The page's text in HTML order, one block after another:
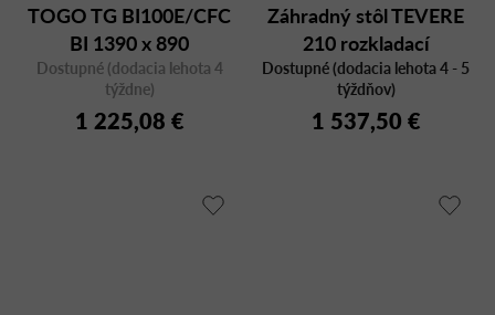
TOGO TG BI100E/CFC
BI 1390 x 890
Dostupné (dodacia lehota 4
týždne)
1 225,08 €
Záhradný stôl TEVERE
210 rozkladací
Dostupné (dodacia lehota 4 - 5
týždňov)
1 537,50 €